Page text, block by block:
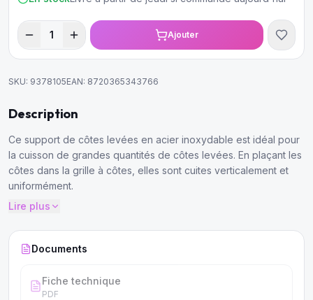
1 Ajouter
SKU: 9378105EAN: 8720365343766
Description
Ce support de côtes levées en acier inoxydable est idéal pour
la cuisson de grandes quantités de côtes levées. En plaçant les
côtes dans la grille à côtes, elles sont cuites verticalement et
uniformément.
Lire plus
Documents
Fiche technique
PDF